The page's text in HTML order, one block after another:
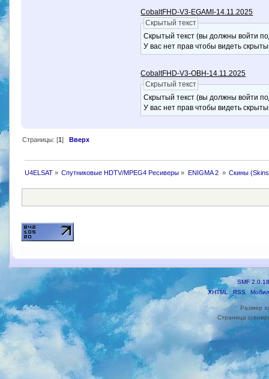
CobaltFHD-V3-EGAMI-14.11.2025
Скрытый текст
Скрытый текст (вы должны войти
У вас нет прав чтобы видеть
CobaltFHD-V3-OBH-14.11.2025
Скрытый текст
Скрытый текст (вы должны войти
У вас нет прав чтобы видеть
Страницы: [1] Вверх
U4ELSAT» Спутниковые HDTV/MPEG4 Ресиверы » ENIGMA 2 » Скины
SMF 2.0.18
XHTML
RSS
Размер
Страница